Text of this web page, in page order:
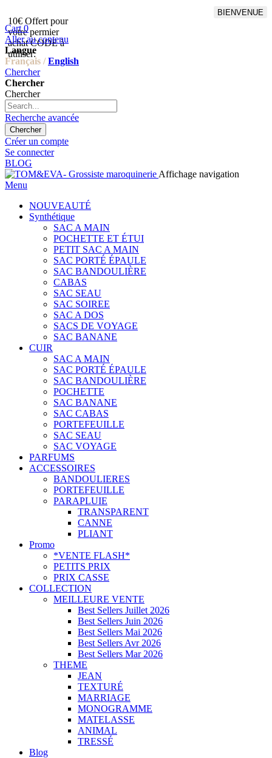
10€ Offert pour
votre permier
achat CODE à
utiliser:
BIENVENUE
Cart 0
Aller au contenu
Langue
Français / English
Chercher
Chercher
Chercher
Recherche avancée
Chercher
Créer un compte
Se connecter
BLOG
Affichage navigation
Menu
NOUVEAUTÉ
Synthétique
SAC A MAIN
POCHETTE ET ÉTUI
PETIT SAC A MAIN
SAC PORTÉ ÉPAULE
SAC BANDOULIÈRE
CABAS
SAC SEAU
SAC SOIREE
SAC A DOS
SACS DE VOYAGE
SAC BANANE
CUIR
SAC A MAIN
SAC PORTÉ ÉPAULE
SAC BANDOULIÈRE
POCHETTE
SAC BANANE
SAC CABAS
PORTEFEUILLE
SAC SEAU
SAC VOYAGE
PARFUMS
ACCESSOIRES
BANDOULIERES
PORTEFEUILLE
PARAPLUIE
TRANSPARENT
CANNE
PLIANT
Promo
*VENTE FLASH*
PETITS PRIX
PRIX CASSE
COLLECTION
MEILLEURE VENTE
Best Sellers Juillet 2026
Best Sellers Juin 2026
Best Sellers Mai 2026
Best Sellers Avr 2026
Best Sellers Mar 2026
THEME
JEAN
TEXTURÉ
MARRIAGE
MONOGRAMME
MATELASSE
ANIMAL
TRESSÉ
Blog